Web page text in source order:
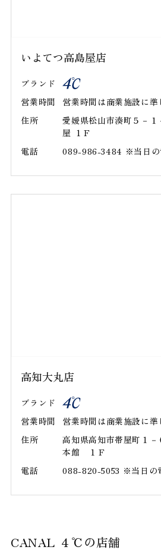
いよてつ高島屋店
ブランド
営業時間
営業時間は商業施設に準
住所
愛媛県松山市湊町５－
屋 １Ｆ
電話
089-986-3484 ※当日の
高知大丸店
ブランド
営業時間
営業時間は商業施設に準
住所
高知県高知市帯屋町１
本館 １Ｆ
電話
088-820-5053 ※当日の
CANAL ４℃の店舗